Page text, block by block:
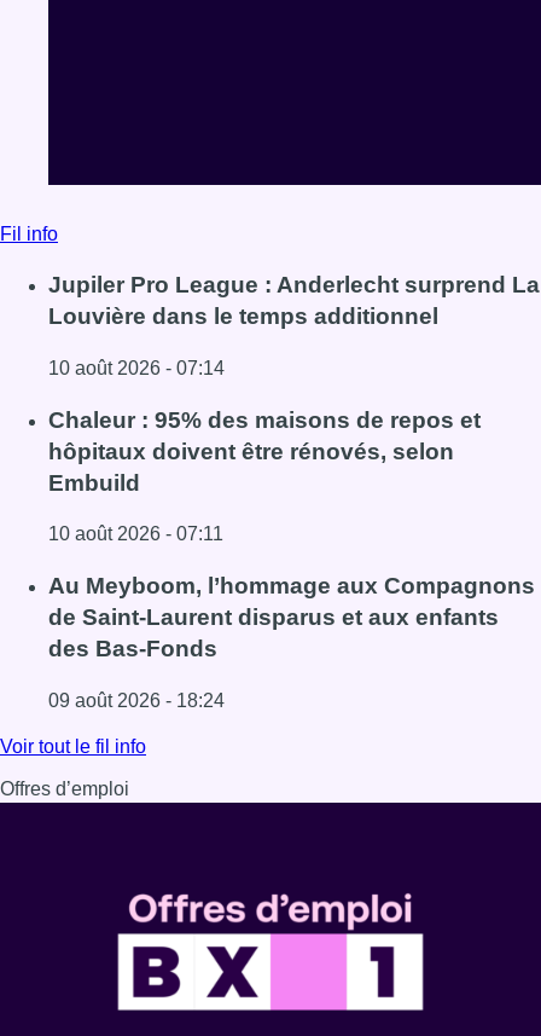
Fil info
Jupiler Pro League : Anderlecht surprend La
Louvière dans le temps additionnel
10 août 2026 - 07:14
Lire l'article Jupiler Pro League : Anderlecht surprend La
Chaleur : 95% des maisons de repos et
hôpitaux doivent être rénovés, selon
Embuild
10 août 2026 - 07:11
Lire l'article Chaleur : 95% des maisons de repos et
Au Meyboom, l’hommage aux Compagnons
de Saint-Laurent disparus et aux enfants
des Bas-Fonds
09 août 2026 - 18:24
Lire l'article Au Meyboom, l’hommage aux
Voir tout le fil info
Offres d’emploi